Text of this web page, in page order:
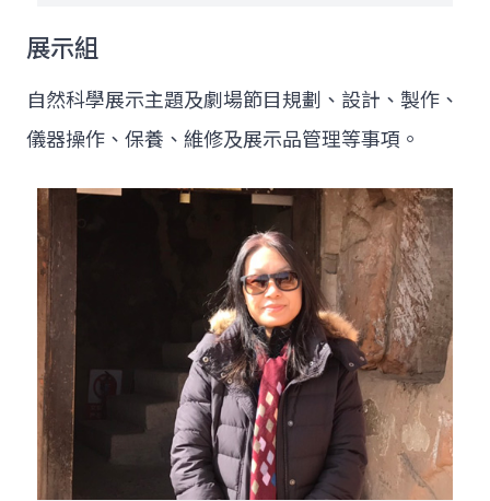
展示組
自然科學展示主題及劇場節目規劃、設計、製作、
儀器操作、保養、維修及展示品管理等事項。